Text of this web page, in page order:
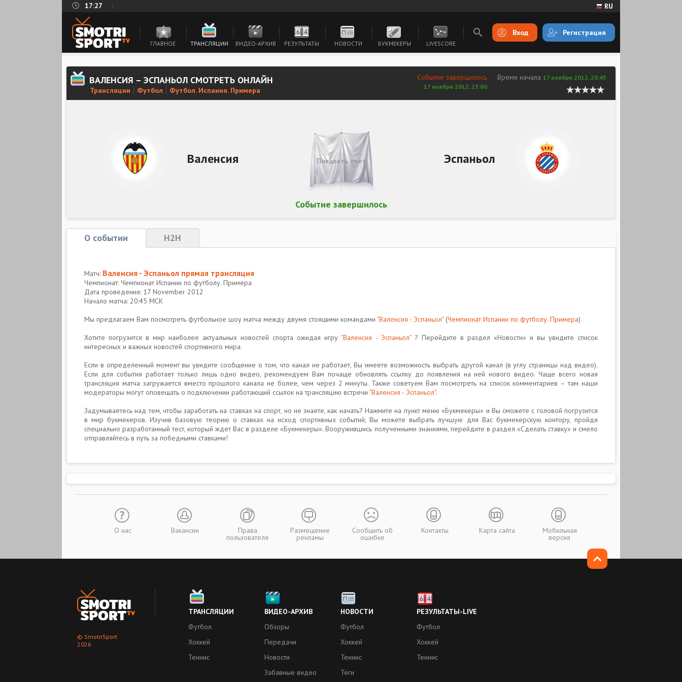
17:27 RU
ГЛАВНОЕ ТРАНСЛЯЦИИ ВИДЕО-АРХИВ РЕЗУЛЬТАТЫ НОВОСТИ БУКМЕКЕРЫ LIVESCORE
Вход Регистрация
ВАЛЕНСИЯ – ЭСПАНЬОЛ СМОТРЕТЬ ОНЛАЙН
Трансляции Футбол Футбол. Испания. Примера
Время начала 17 ноября 2012, 20:45
Событие завершилось
17 ноября 2012, 23:00
Валенсия Эспаньол
Событие завершилось
Показать счет
О событии H2H
Матч: Валенсия - Эспаньол прямая трансляция
Чемпионат: Чемпионат Испании по футболу. Примера
Дата проведения: 17 November 2012
Начало матча: 20:45 МСК
Мы предлагаем Вам посмотреть футбольное шоу матча между двумя стоящими командами "Валенсия - Эспаньол"(Чемпионат Испании по футболу. Примера)
Хотите погрузится в мир наиболее актуальных новостей спорта ожидая игру "Валенсия - Эспаньол"? Перейдите в раздел «Новости» и вы увидите список
интересных и важных новостей спортивного мира.
Если в определенный момент вы увидите сообщение о том, что канал не работает, Вы имеете возможность выбрать другой канал (в углу страницы над видео).
Если для события работает только лишь одно видео, рекомендуем Вам почаще обновлять ссылку до появления на ней нового видео. Чаще всего новая
трансляция матча загружается вместо прошлого канала не более, чем через 2 минуты. Также советуем Вам посмотреть на список комментариев – там наши
модераторы могут оповещать о подключении работающий ссылок на трансляцию встречи "Валенсия - Эспаньол".
Задумываетесь над тем, чтобы заработать на ставках на спорт, но не знаете, как начать? Нажмите на пункт меню «Букмекеры» и Вы сможете с головой погрузится
в мир букмекеров. Изучив базовую теорию о ставках на исход спортивных событий, Вы можете выбрать лучшую для Вас букмекерскую контору, пройдя
специально разработанный тест, который ждет Вас в разделе «Букмекеры». Вооружившись полученными знаниями, перейдите в раздел «Сделать ставку» и смело
отправляйтесь в путь за победными ставками!
О нас Вакансии Права
пользователя
Размещение
рекламы
Сообщить об
ошибке
Контакты Карта сайта Мобильная
версия
© SmotriSport
2026
ТРАНСЛЯЦИИ
Футбол
Хоккей
Теннис
ВИДЕО-АРХИВ
Обзоры
Передачи
Новости
Забавные видео
НОВОСТИ
Футбол
Хоккей
Теннис
Теги
РЕЗУЛЬТАТЫ-LIVE
Футбол
Хоккей
Теннис